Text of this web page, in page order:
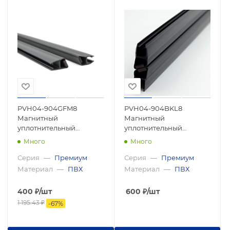
PVH04-904GFM8
Магнитный
уплотнительный
профиль, 135°
стекла 8мм, 2500мм,
premium
Много
Серия — Премиум
Материал — ПВХ
400 ₽/шт
1 195.43₽ -67%
PVH04-904BKL8
Магнитный
уплотнительный
профиль, 135°
стекла 8 мм, 2500мм,
premium
Много
Серия — Премиум
Материал — ПВХ
600 ₽/шт